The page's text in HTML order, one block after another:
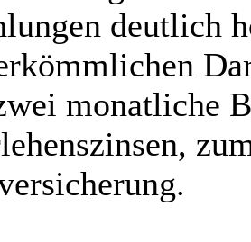
deutlich
monatliche